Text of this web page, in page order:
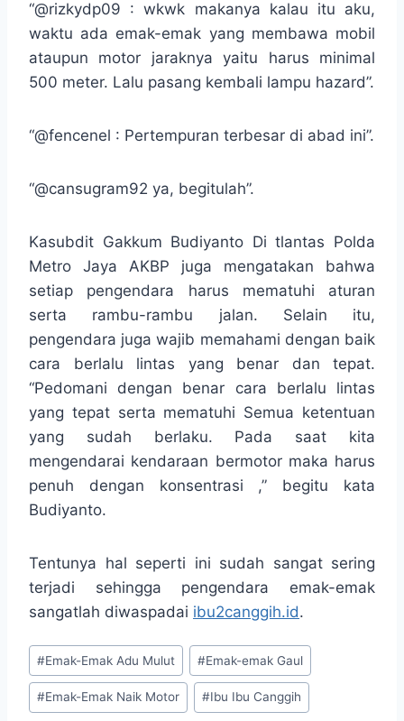
“@rizkydp09 : wkwk makanya kalau itu aku,
waktu ada emak-emak yang membawa mobil
ataupun motor jaraknya yaitu harus minimal
500 meter. Lalu pasang kembali lampu hazard”.
“@fencenel : Pertempuran terbesar di abad ini”.
“@cansugram92 ya, begitulah”.
Kasubdit Gakkum Budiyanto Di tlantas Polda
Metro Jaya AKBP juga mengatakan bahwa
setiap pengendara harus mematuhi aturan
serta rambu-rambu jalan. Selain itu,
pengendara juga wajib memahami dengan baik
cara berlalu lintas yang benar dan tepat.
“Pedomani dengan benar cara berlalu lintas
yang tepat serta mematuhi Semua ketentuan
yang sudah berlaku. Pada saat kita
mengendarai kendaraan bermotor maka harus
penuh dengan konsentrasi ,” begitu kata
Budiyanto.
Tentunya hal seperti ini sudah sangat sering
terjadi sehingga pengendara emak-emak
sangatlah diwaspadai ibu2canggih.id.
Post
Tags:
#Emak-Emak Adu Mulut #Emak-emak Gaul
#Emak-Emak Naik Motor #Ibu Ibu Canggih